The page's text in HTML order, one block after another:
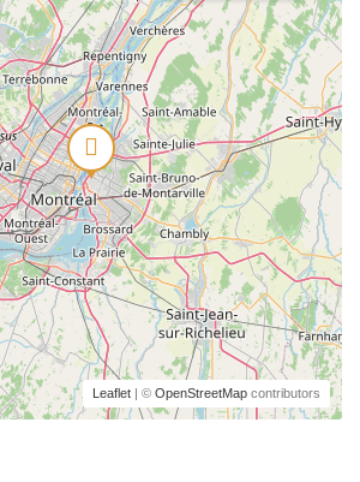
Leaflet | © OpenStreetMap contributors